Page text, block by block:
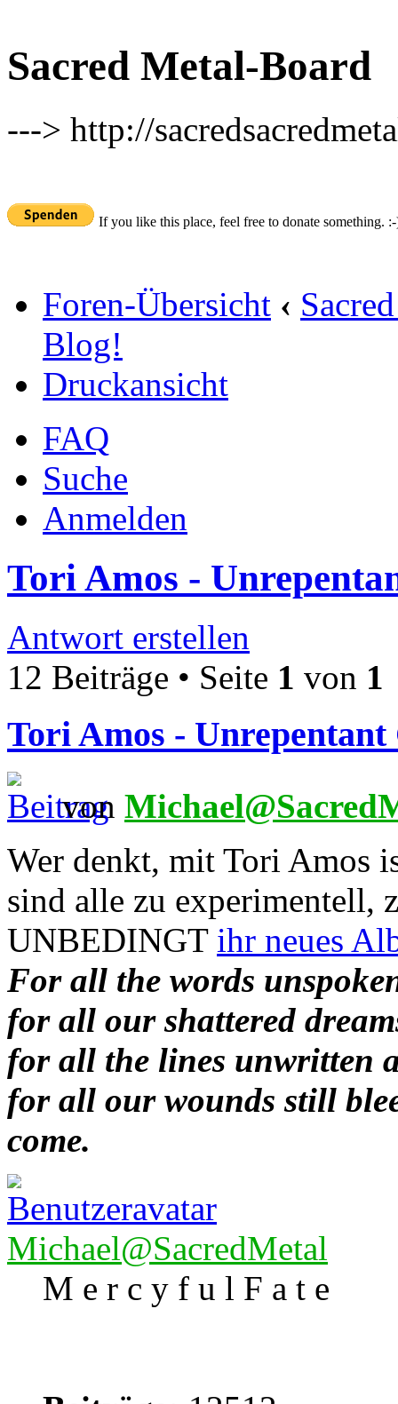
Sacred Metal-Board
---> http://
If you like this place, feel free to donate something.
Foren-Übersicht ‹
Blog!
Druckansicht
FAQ
Suche
Anmelden
Tori Amos -
Antwort erstellen
12 Beiträge • Seite 1 von 1
Tori Amos - Unrepentant
von
Wer denkt, mit Tori Amos
sind alle zu experimentell,
UNBEDINGT ihr neues
For all the words
for all our shattered
for all the lines unwritten
for all our wounds still
come.
Michael@SacredMetal
M e r c y f u l F a t e